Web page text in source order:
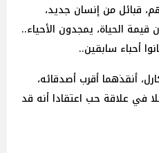
قبائل من إنسان جديد،
الحياة، يمجدون الأحياء..
أحباء سابقين..
أنقذهما أقرب أصدقائه،
علاقة حب اعتقادا أنه قد